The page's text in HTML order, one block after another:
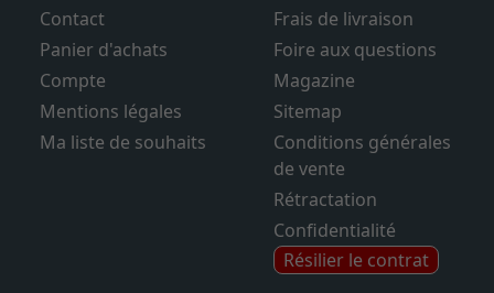
Contact
Panier d'achats
Compte
Mentions légales
Ma liste de souhaits
Frais de livraison
Foire aux questions
Magazine
Sitemap
Conditions générales
de vente
Rétractation
Confidentialité
Résilier le contrat